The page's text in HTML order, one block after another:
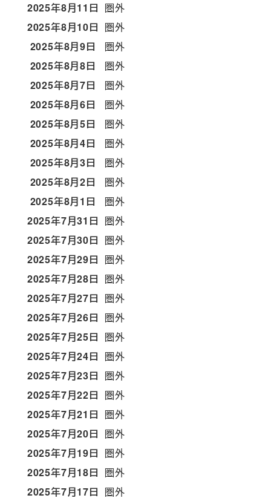
2025年8月11日 圏外
2025年8月10日 圏外
2025年8月9日
圏外
2025年8月8日
圏外
2025年8月7日
圏外
2025年8月6日
圏外
2025年8月5日
圏外
2025年8月4日
圏外
2025年8月3日
圏外
2025年8月2日
圏外
2025年8月1日
圏外
2025年7月31日 圏外
2025年7月30日 圏外
2025年7月29日 圏外
2025年7月28日 圏外
2025年7月27日 圏外
2025年7月26日 圏外
2025年7月25日 圏外
2025年7月24日 圏外
2025年7月23日 圏外
2025年7月22日 圏外
2025年7月21日 圏外
2025年7月20日 圏外
2025年7月19日 圏外
2025年7月18日 圏外
2025年7月17日 圏外